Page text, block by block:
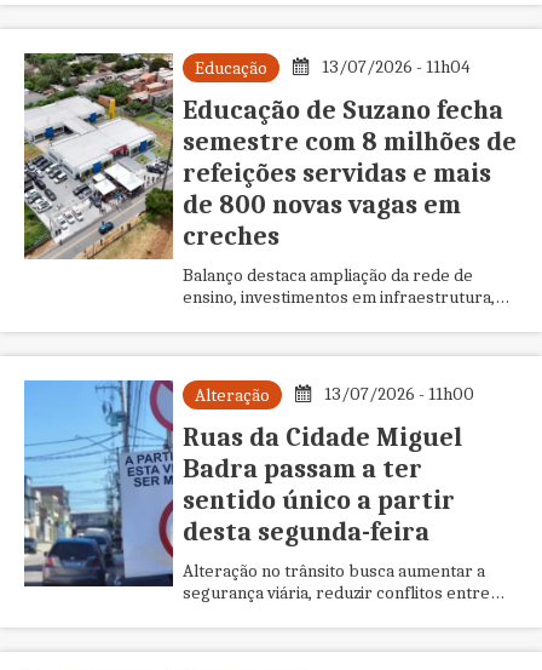
investimentos
Educação
13/07/2026 - 11h04
Educação de Suzano fecha
semestre com 8 milhões de
refeições servidas e mais
de 800 novas vagas em
creches
Balanço destaca ampliação da rede de
ensino, investimentos em infraestrutura,
Alteração 13/07/2026 - 11h00
Ruas da Cidade Miguel
Badra passam a ter
sentido único a partir
desta segunda-feira
Alteração no trânsito busca aumentar a
segurança viária, reduzir conflitos entre